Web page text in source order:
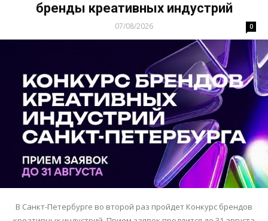
бренды креативных индустрий
07/08/2026 0
В Санкт-Петербурге во второй раз пройдет Конкурс брендов